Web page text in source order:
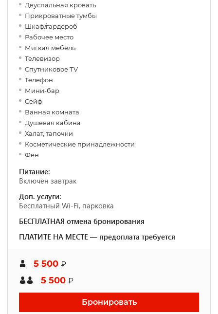
Двуспальная кровать
Прикроватные тумбы
Шкаф/гардероб
Рабочее место
Мягкая мебель
Телевизор
Спутниковое ТV
Телефон
Мини-бар
Сейф
Ванная комната
Душевая кабина
Халат, тапочки
Косметические принадлежности
Фен
Питание:
Включён завтрак
Доп. услуги:
Бесплатный Wi-Fi, парковка
БЕСПЛАТНАЯ отмена бронирования
ПЛАТИТЕ НА МЕСТЕ — предоплата требуется
5 500 ₽
5 500 ₽
Бронировать